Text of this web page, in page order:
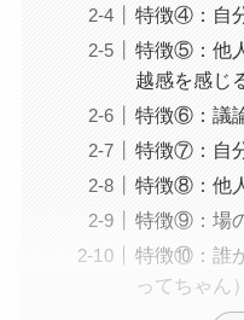
特徴④：自
特徴⑤：他
越感を感じ
特徴⑥：議
特徴⑦：自
特徴⑧：他
特徴⑨：場
特徴⑩：誰
ってちゃん）